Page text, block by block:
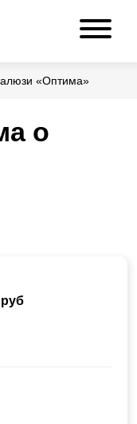
«Оптима»
о